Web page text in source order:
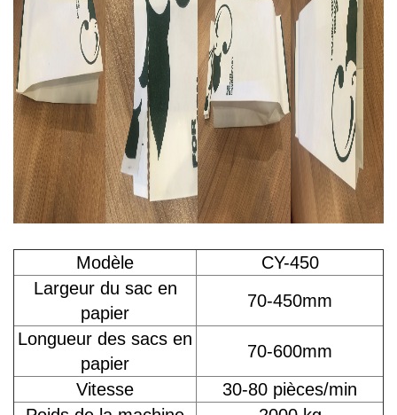
Modèle
CY-450
Largeur du sac en
papier
70-450mm
Longueur des sacs en
papier
70-600mm
Vitesse
30-80 pièces/min